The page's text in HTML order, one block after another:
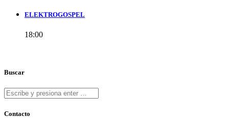
ELEKTROGOSPEL
18:00
Buscar
Contacto